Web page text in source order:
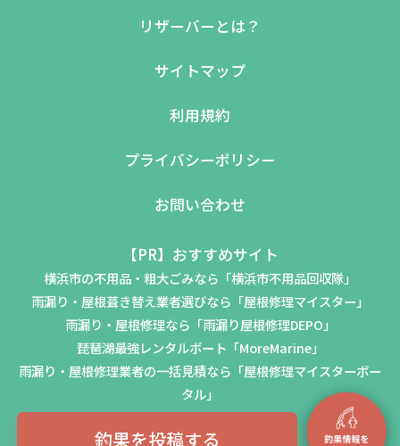
釣果を投稿する
リザーバーとは？
サイトマップ
利用規約
プライバシーポリシー
お問い合わせ
【PR】おすすめサイト
横浜市の不用品・粗大ごみなら「横浜市不用品回収隊」
雨漏り・屋根葺き替え業者選びなら「屋根修理マイスター」
雨漏り・屋根修理なら「雨漏り屋根修理DEPO」
琵琶湖最強レンタルボート「MoreMarine」
雨漏り・屋根修理業者の一括見積なら「屋根修理マイスターポー
タル」